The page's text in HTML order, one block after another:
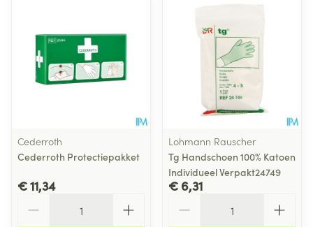
Cederroth
Cederroth Protectiepakket
€ 11,34
Lohmann Rauscher
Tg Handschoen 100% Katoen
Individueel Verpakt24749
€ 6,31